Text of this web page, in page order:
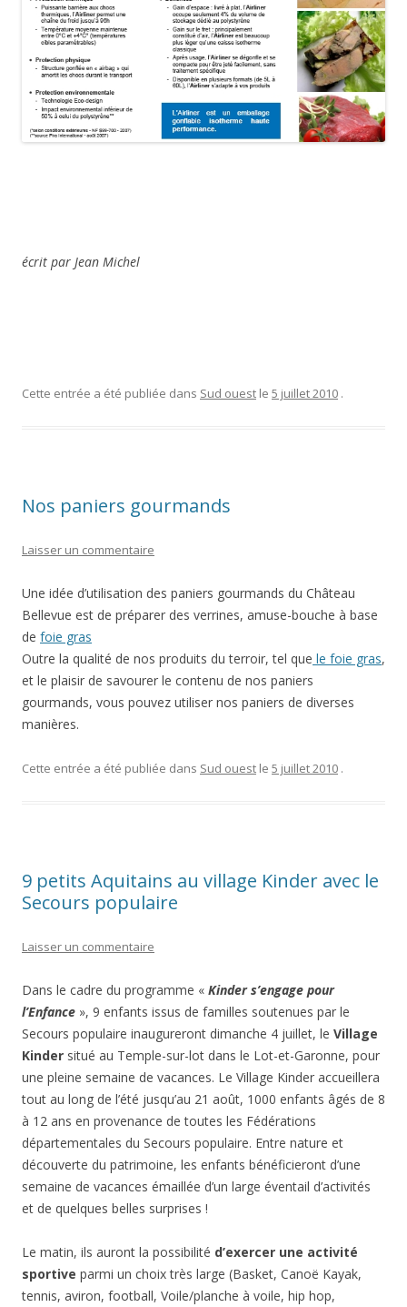
écrit par Jean Michel
Cette entrée a été publiée dans Sud ouest le 5 juillet 2010 .
Nos paniers gourmands
Laisser un commentaire
Une idée d’utilisation des paniers gourmands du Château
Bellevue est de préparer des verrines, amuse-bouche à base
de foie gras
Outre la qualité de nos produits du terroir, tel que le foie gras,
et le plaisir de savourer le contenu de nos paniers
gourmands, vous pouvez utiliser nos paniers de diverses
manières.
Cette entrée a été publiée dans Sud ouest le 5 juillet 2010 .
9 petits Aquitains au village Kinder avec le
Secours populaire
Laisser un commentaire
Dans le cadre du programme « Kinder s’engage pour
l’Enfance », 9 enfants issus de familles soutenues par le
Secours populaire inaugureront dimanche 4 juillet, le Village
Kinder situé au Temple-sur-lot dans le Lot-et-Garonne, pour
une pleine semaine de vacances. Le Village Kinder accueillera
tout au long de l’été jusqu’au 21 août, 1000 enfants âgés de 8
à 12 ans en provenance de toutes les Fédérations
départementales du Secours populaire. Entre nature et
découverte du patrimoine, les enfants bénéficieront d’une
semaine de vacances émaillée d’un large éventail d’activités
et de quelques belles surprises !
Le matin, ils auront la possibilité d’exercer une activité
sportive parmi un choix très large (Basket, Canoë Kayak,
tennis, aviron, football, Voile/planche à voile, hip hop,